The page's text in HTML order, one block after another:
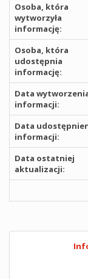
Osoba, która
wytworzyła
informację:
Osoba, która
udostępnia
informację:
Data
informacji:
Data
informacji:
Data ostatniej
aktualizacji: